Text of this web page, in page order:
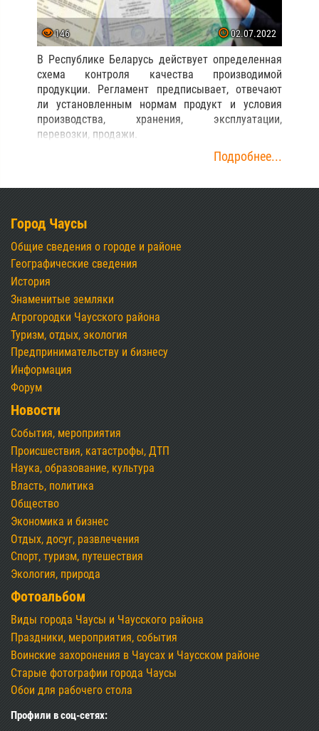
146 02.07.2022
В Республике Беларусь действует определенная
схема контроля качества производимой
продукции. Регламент предписывает, отвечают
ли установленным нормам продукт и условия
производства, хранения, эксплуатации,
перевозки, продажи.
Подробнее...
Город Чаусы
Общие сведения о городе и районе
Географические сведения
История
Знаменитые земляки
Агрогородки Чаусского района
Туризм, отдых, экология
Предпринимательству и бизнесу
Информация
Форум
Новости
События, мероприятия
Происшествия, катастрофы, ДТП
Наука, образование, культура
Власть, политика
Общество
Экономика и бизнес
Отдых, досуг, развлечения
Спорт, туризм, путешествия
Экология, природа
Фотоальбом
Виды города Чаусы и Чаусского района
Праздники, мероприятия, события
Воинские захоронения в Чаусах и Чаусском районе
Старые фотографии города Чаусы
Обои для рабочего стола
Профили в соц-сетях: